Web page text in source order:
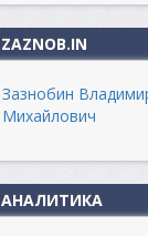
ZAZNOB.IN
Зазнобин
Михайлович
АНАЛИТИКА